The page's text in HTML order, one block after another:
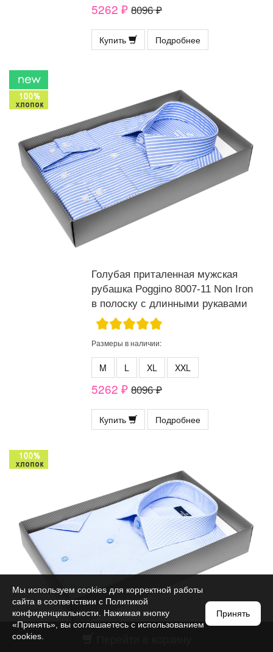
5262 ₽ 8096 ₽
Купить Подробнее
Голубая приталенная мужская
рубашка Poggino 8007-11 Non Iron
в полоску с длинными рукавами
Размеры в наличии:
M L XL XXL
5262 ₽ 8096 ₽
Купить Подробнее
Мы используем cookies для корректной работы
сайта в соответствии с Политикой
конфиденциальности . Нажимая кнопку
«Принять», вы соглашаетесь с использованием
cookies.
Принять